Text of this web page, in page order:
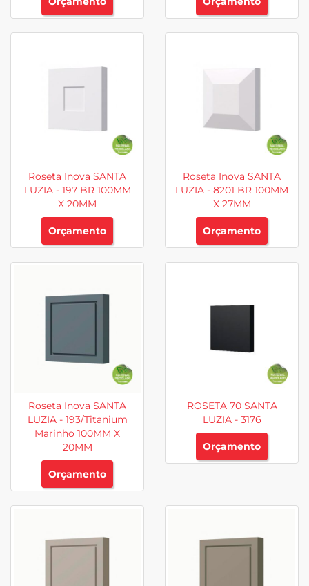
Roseta Inova SANTA
LUZIA - 197 BR 100MM
X 20MM
Orçamento
Roseta Inova SANTA
LUZIA - 8201 BR 100MM
X 27MM
Orçamento
Roseta Inova SANTA
LUZIA - 193/Titanium
Marinho 100MM X
20MM
Orçamento
ROSETA 70 SANTA
LUZIA - 3176
Orçamento